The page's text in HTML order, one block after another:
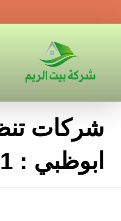
شركات
ابوظبي : 0501640311